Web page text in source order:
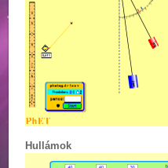
Hullámok